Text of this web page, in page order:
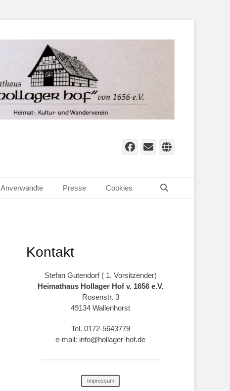
Facebook
E-
Website
Anverwandte Presse Cookies
Kontakt
Stefan Gutendorf ( 1. Vorsitzender)
Heimathaus Hollager Hof v. 1656 e.V.
Rosenstr. 3
49134 Wallenhorst
Tel. 0172-5643779
e-mail: info@hollager-hof.de
Impressum